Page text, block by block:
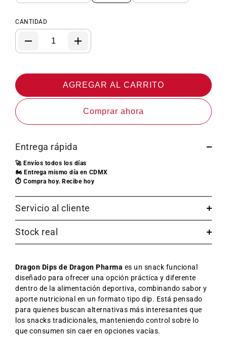
CANTIDAD
AGREGAR AL CARRITO
Comprar ahora
Entrega rápida
🚀 Envíos todos los días
🏍️ Entrega mismo día en CDMX
⏱️ Compra hoy. Recibe hoy
Servicio al cliente
Stock real
Dragon Dips de Dragon Pharma es un snack funcional
diseñado para ofrecer una opción práctica y diferente
dentro de la alimentación deportiva, combinando sabor y
aporte nutricional en un formato tipo dip. Está pensado
para quienes buscan alternativas más interesantes que
los snacks tradicionales, manteniendo control sobre lo
que consumen sin caer en opciones vacías.